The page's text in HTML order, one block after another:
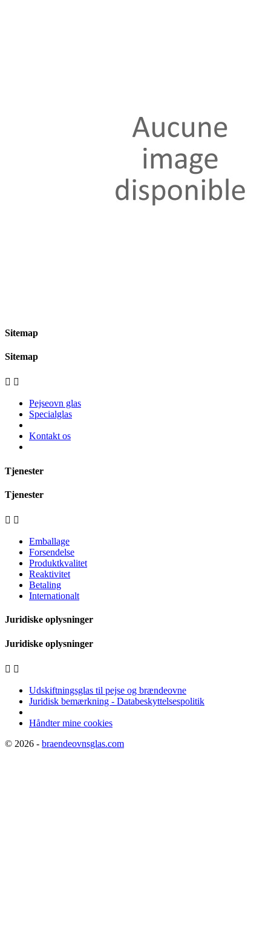
Sitemap
Sitemap
 
Pejseovn glas
Specialglas
Kontakt os
Tjenester
Tjenester
 
Emballage
Forsendelse
Produktkvalitet
Reaktivitet
Betaling
Internationalt
Juridiske oplysninger
Juridiske oplysninger
 
Udskiftningsglas til pejse og brændeovne
Juridisk bemærkning - Databeskyttelsespolitik
Håndter mine cookies
© 2026 - braendeovnsglas.com